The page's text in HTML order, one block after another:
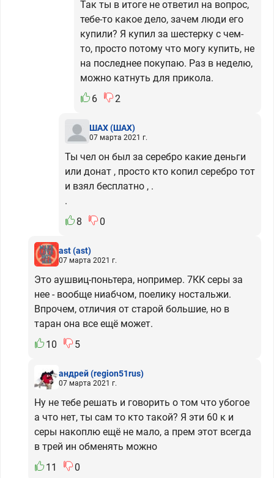
Так ты в итоге не ответил на вопрос,
тебе-то какое дело, зачем люди его
купили? Я купил за шестерку с чем-
то, просто потому что могу купить, не
на последнее покупаю. Раз в неделю,
можно катнуть для прикола.
6
2
ШАХ(ШАХ)
07 марта 2021 г.
Ты чел он был за серебро какие деньги
или донат , просто кто копил серебро тот
и взял бесплатно , .
.
8
0
ast(ast)
07 марта 2021 г.
Это аушвиц-поньтера, нопример. 7КК серы за
нее - вообще ниабчом, поелику ностальжи.
Впрочем, отличия от старой большие, но в
таран она все ещё может.
10
5
андрей(region51rus)
07 марта 2021 г.
Ну не тебе решать и говорить о том что убогое
а что нет, ты сам то кто такой? Я эти 60 к и
серы накоплю ещё не мало, а прем этот всегда
в трей ин обменять можно
11
0